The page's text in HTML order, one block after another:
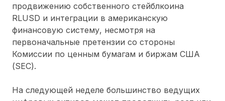
продвижению собственного стейблкоина
RLUSD и интеграции в американскую
финансовую систему, несмотря на
первоначальные претензии со стороны
Комиссии по ценным бумагам и биржам США
(SEC).
На следующей неделе большинство ведущих